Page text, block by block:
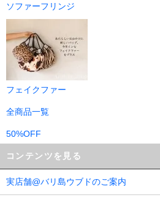
ソファーフリンジ
フェイクファー
全商品一覧
50%OFF
コンテンツを見る
実店舗@バリ島ウブドのご案内